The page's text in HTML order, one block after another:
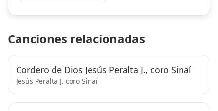
Canciones relacionadas
Cordero de Dios Jesús Peralta J., coro Sinaí
Jesús Peralta J. coro Sinaí